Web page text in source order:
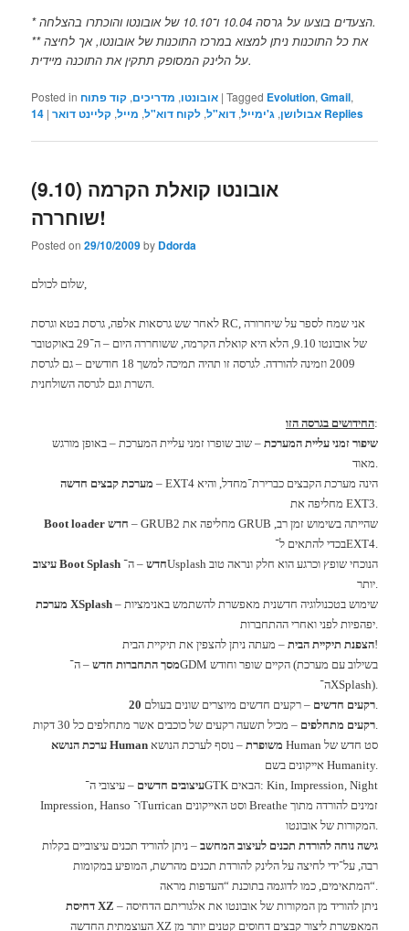
* הצעדים בוצעו על גרסה 10.04 ו־10.10 של אובונטו והוכתרו בהצלחה.
** את כל התוכנות ניתן למצוא במרכז התוכנות של אובונטו, אך לחיצה
על הלינק המסופק תתקין את התוכנה מיידית.
Posted in אובונטו, מדריכים, קוד פתוח |Tagged Evolution,Gmail,
אבולושן, ג'ימייל, דוא"ל, לקוח דוא"ל, מייל, קליינט דואר |
14 Replies
אובונטו קואלת הקרמה (9.10)
שוחררה!
Posted on29/10/2009by Ddorda
שלום לכולם
לאחר שש גרסאות אלפה, גרסת בטא וגרסתRC,אני שמח לספר על שיחרורה
של אובונטו 9.10, הלא היא קואלת הקרמה, ששוחררה היום – ה־29 באוקטובר
2009 וזמינה להורדה. לגרסה זו תהיה תמיכה למשך 18 חודשים – גם לגרסת
השרת וגם לגרסה השולחנית
החידושים בגרסה הזו:
שיפור זמני עליית המערכת –שוב שופרו זמני עליית המערכת–באופן מורגש
מאוד
מערכת קבצים חדשה – EXT4 הינה מערכת הקבצים כברירת־מחדל ,והיא
EXT3.
Boot loader חדש – GRUB2 GRUB שהייתה בשימוש זמן רב
בכדי להתאים ל־EXT4.
עיצוב Boot Splash חדש –ה־ Usplash הנוכחי שופץ וכרגע הוא חלק ונראה טוב
יותר.
XSplash– שימוש בטכנולוגיה חדשנית מאפשרת להשתמש באנימציות
יפהפיות לפני ואחרי ההתחברות.
הצפנת תיקיית הבית – מעתה ניתן להצפין את תיקיית הבית
!
מסך התחברות חדש –ה־ GDM הקיים שופר וחודש (בשילוב עם מערכת
ה־XSplash).
20
רקעים חדשים –רקעים חדשים מיוצרים שונים בעולם
.
רקעים מתחלפים – מכיל תשעה רקעים של כוכבים אשר מתחלפים כל 30 דקות
.
ערכת הנושא Human משופרת – Human סט חדש של
אייקונים בשם Humanity.
עיצובים חדשים –עיצובי ה־ GTK הבאים: Kin, Impression, Night
Impression, Hanso ו־Turrican וסט האייקונים Breathe זמינים להורדה מתוך
המקורות של אובונטו.
גישה נוחה להורדת תכנים לעיצוב המחשב–ניתן להוריד תכנים עיצוביים בקלות
רבה ,על־ידי לחיצה על הלינק להורדת תכנים מהרשת ,המופיע במקומות
המתאימים ,כמו לדוגמה בתוכנת “העדפות מראה
“.
דחיסת XZ – ניתן להוריד מן המקורות של אובונטו את אלגוריתם הדחיסה
העוצמתית החדשה XZ המאפשרת ליצור קבצים דחוסים קטנים יותר מן